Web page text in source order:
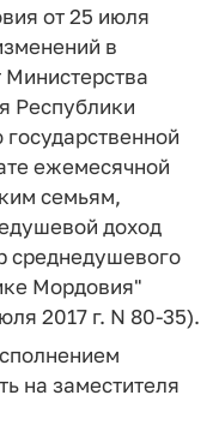
от 25 июля
в
Республики
ежемесячной
семьям,
доход
среднедушевого
Мордовия"
2017 г. N 80-35).
на заместителя